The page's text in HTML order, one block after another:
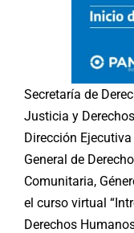
Secretaría de
Justicia y
Dirección
General de
Comunitaria,
el curso virtual
Derechos